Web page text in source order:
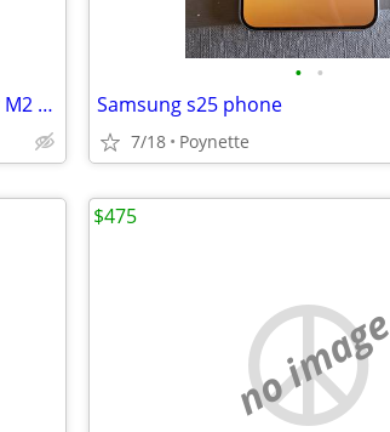
Logitech Keyboard case for 11in ipad air M2 & Apple Pencil
• •
Samsung s25 phone
7/18 Poynette
no image
$475